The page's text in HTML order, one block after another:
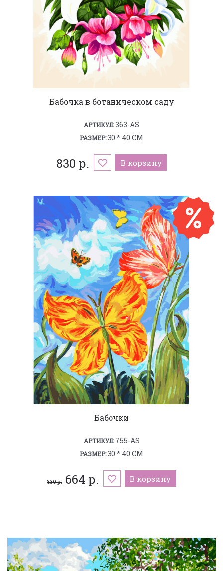
Бабочка в ботаническом саду
АРТИКУЛ:363-AS
РАЗМЕР:30 * 40 СМ
830 р. В корзину
Бабочки
АРТИКУЛ:755-AS
РАЗМЕР:30 * 40 СМ
830 р.664 р. В корзину